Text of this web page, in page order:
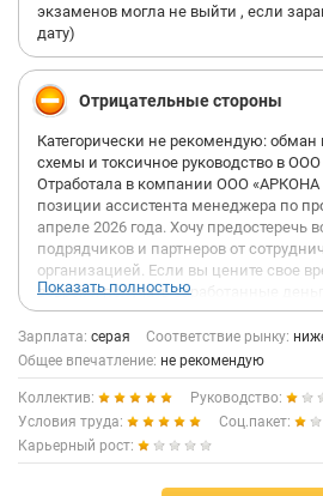
экзаменов могла не выйти , если
дату)
Отрицательные стороны
Категорически не рекомендую: обман
схемы и токсичное руководство в
Отработала в компании ООО
позиции ассистента менеджера по
апреле 2026 года. Хочу предостеречь
подрядчиков и партнеров от
организацией. Если вы цените свое
вовремя получать заработанные
стороной.
Ниже привожу сухие факты о том, как
внутри.
1. «Черная» зарплата и
При трудоустройстве HR-менеджер
000 руб. + ежемесячный % за проекты
договоре прописали лишь 35 000 руб.
Показать полностью
Зарплата: серая Соответствие рынку:
Общее впечатление: не рекомендую
Коллектив:
Руководство:
Условия труда:
Соц.пакет:
Карьерный рост: